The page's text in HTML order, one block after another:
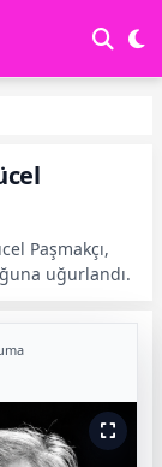
Paşmakçı,
uğurlandı.